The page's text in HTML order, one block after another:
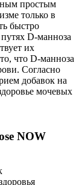
простым
только в
быстро
D-манноза
их
что D-манноза
Согласно
добавок на
мочевых
NOW